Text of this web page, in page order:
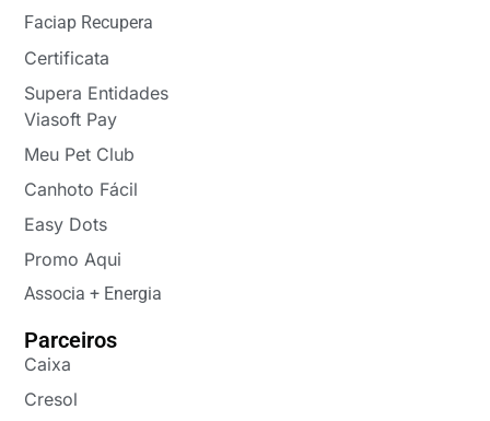
Faciap Recupera
Certificata
Supera Entidades
Viasoft Pay
Meu Pet Club
Canhoto Fácil
Easy Dots
Promo Aqui
Associa + Energia
Parceiros
Caixa
Cresol